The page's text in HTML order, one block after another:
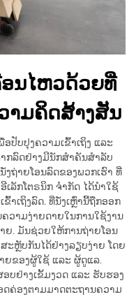
ນໄຫວດ້ວຍທີ່
າມຄິດສ້າງສັນ
ປັບປຸງຄວາມເຂົ້າເຖິງ ແລະ
ກລົດຢ່າງມີນັກສຳຄັນສຳລັບ
ຖ່າຍໂອນລົດຂອງພວກເຮົາ ທີ່
ເລັກໂຕຣນິກ ຈຳກັດ ໄດ້ນຳໃຊ້
າເຖິງລົດ. ທີ່ນັ່ງເຫຼົ່ານີ້ຖືກອອກ
ວາມງ່າຍດາຍໃນການໃຊ້ງານ
ຍ. ມັນຊ່ວຍໃຫ້ການຖ່າຍໂອນ
ະຫຼັບກັນໄດ້ຢ່າງລຽບງ່າຍ ໂດຍ
ຍຂອງຜູ້ໃຊ້ ແລະ ຜູ້ດູແລ.
ບຢ່າງເຂັ້ມງວດ ແລະ ຮັບຮອງ
ດຄ່ອງຕາມມາດຕະຖານຄວາມ